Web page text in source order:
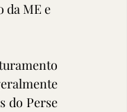
da ME e
do Perse